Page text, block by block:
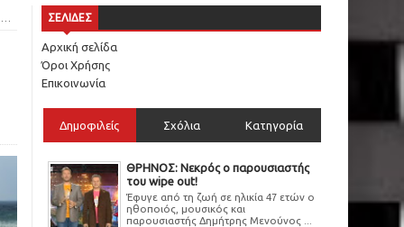
ΣΕΛΙΔΕΣ
Αρχική σελίδα
Όροι Χρήσης
Επικοινωνία
Δημοφιλείς Σχόλια Κατηγορία
ΘΡΗΝΟΣ: Νεκρός ο παρουσιαστής
του wipe out!
Έφυγε από τη ζωή σε ηλικία 47 ετών ο
ηθοποιός, μουσικός και
παρουσιαστής Δημήτρης Μενούνος ...